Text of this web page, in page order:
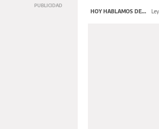
HOY HABLAMOS DE...